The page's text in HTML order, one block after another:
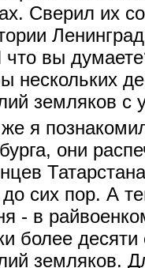
Сверил их
вы
нескольких
земляков с
же я
они
сих пор. А
- в
более
земляков.